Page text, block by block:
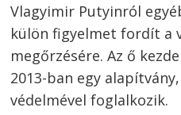
Vlagyimir Putyinról
külön figyelmet fordít a
megőrzésére. Az ő
2013-ban egy
védelmével foglalkozik.